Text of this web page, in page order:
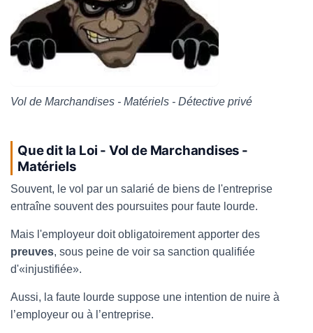
Vol de Marchandises - Matériels - Détective privé
Que dit la Loi - Vol de Marchandises -
Matériels
Souvent, le vol par un salarié de biens de l'entreprise
entraîne souvent des poursuites pour faute lourde.
Mais l'employeur doit obligatoirement apporter des
preuves, sous peine de voir sa sanction qualifiée
d'«injustifiée».
Aussi, la faute lourde suppose une intention de nuire à
l’employeur ou à l’entreprise.